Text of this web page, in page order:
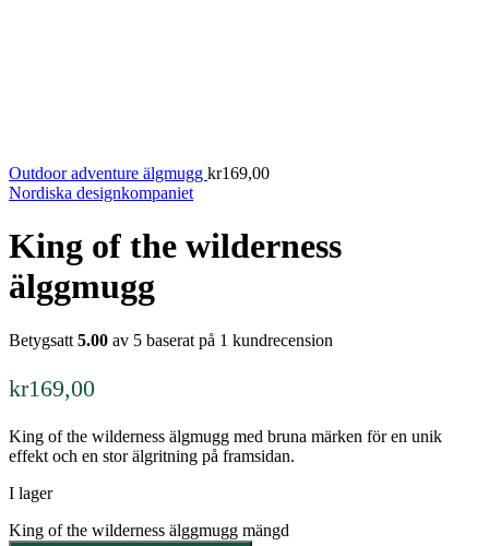
Outdoor adventure älgmugg kr169,00
Nordiska designkompaniet
King of the wilderness
älggmugg
Betygsatt 5.00 av 5 baserat på 1 kundrecension
kr169,00
King of the wilderness älgmugg med bruna märken för en unik
effekt och en stor älgritning på framsidan.
I lager
King of the wilderness älggmugg mängd